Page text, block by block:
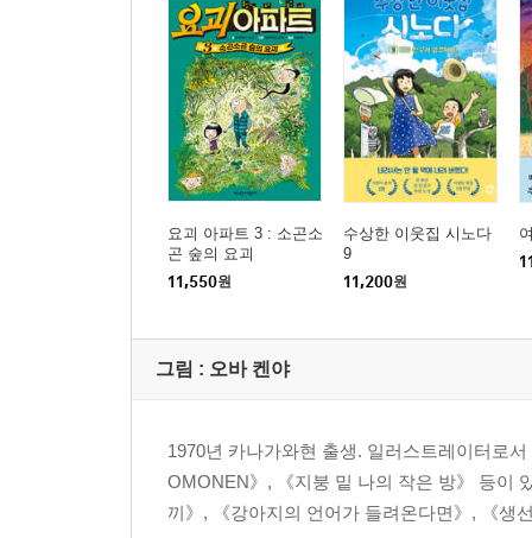
요괴 아파트 3 : 소곤소
곤 숲의 요괴
11,550원
수상한 이웃집 시노다
9
11,200원
그림 : 오바 켄야
1970년 카나가와현 출생. 일러스트레이터로
OMONEN》, 《지붕 밑 나의 작은 방》 등이
끼》, 《강아지의 언어가 들려온다면》, 《생